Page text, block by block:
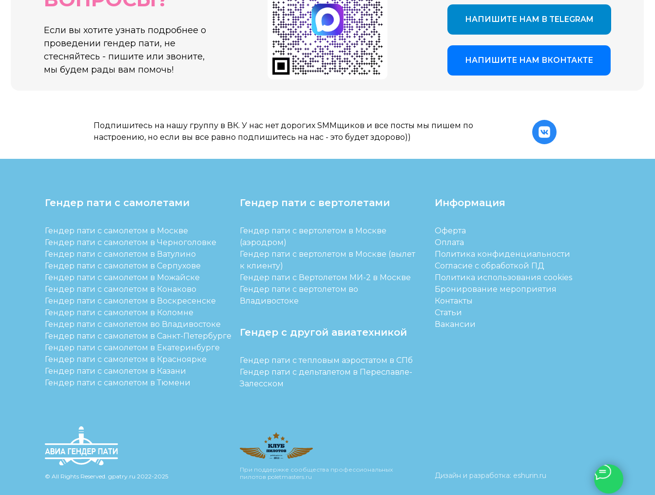
Подпишитесь на нашу группу в ВК. У нас нет дорогих SMMщиков и все посты мы пишем по
настроению, но если вы все равно подпишитесь на нас - это будет здорово))
Гендер пати с вертолетами
Гендер с другой авиатехникой
Информация
Гендер пати с вертолетом в Москве
(аэродром)
Гендер пати с вертолетом в Москве (вылет
к клиенту)
Гендер пати с Вертолетом МИ-2 в Москве
Гендер пати с вертолетом во
Владивостоке
Гендер пати с тепловым аэростатом в СПб
Гендер пати с дельталетом в Переславле-
Залесском
Гендер пати с самолетом в Москве
Гендер пати с самолетом в Черноголовке
Гендер пати с самолетом в Ватулино
Гендер пати с самолетом в Серпухове
Гендер пати с самолетом в Можайске
Гендер пати с самолетом в Конаково
Гендер пати с самолетом в Воскресенске
Гендер пати с самолетом в Коломне
Гендер пати с самолетом во Владивостоке
Гендер пати с самолетом в Санкт-Петербурге
Гендер пати с самолетом в Екатеринбурге
Гендер пати с самолетом в Красноярке
Гендер пати с самолетом в Казани
Гендер пати с самолетом в Тюмени
Оферта
Оплата
Политика конфиденциальности
Согласие с обработкой ПД
Политика использования cookies
Бронирование мероприятия
Контакты
Статьи
Вакансии
При поддержке сообщества профессиональных
пилотов poletmasters.ru
© All Rights Reserved. gpatry.ru 2022-2025 Дизайн и разработка: eshurin.ru
Гендер пати с самолетами